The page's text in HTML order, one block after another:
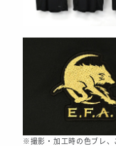
※撮影・加工時の色ブレ、